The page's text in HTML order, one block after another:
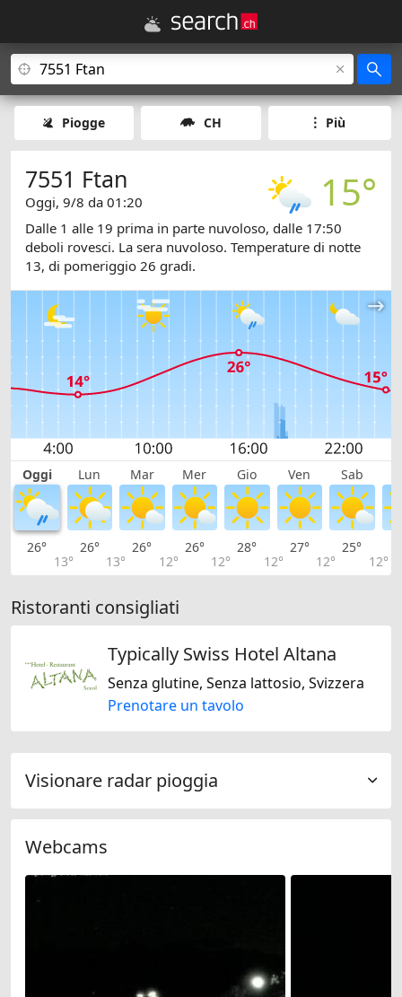
Piogge CH Più
15°
7551 Ftan
Oggi, 9/8 da 01:20
Dalle 1 alle 19 prima in parte nuvoloso, dalle 17:50
deboli rovesci. La sera nuvoloso. Temperature di notte
13, di pomeriggio 26 gradi.
Oggi Lun Mar Mer Gio Ven Sab
26°
13°
26°
13°
26°
12°
26°
12°
28°
12°
27°
12°
25°
12°
Ristoranti consigliati
Typically Swiss Hotel Altana
Senza glutine, Senza lattosio, Svizzera
Prenotare un tavolo
Visionare radar pioggia
Webcams